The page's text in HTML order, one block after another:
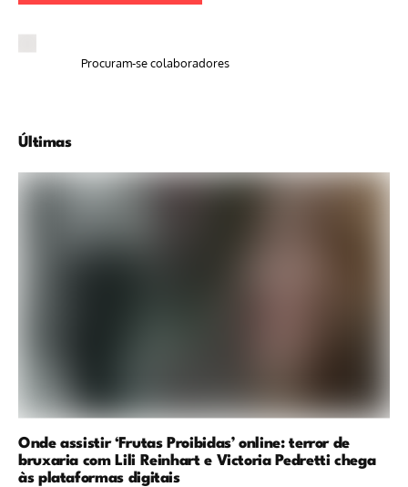
Procuram-se colaboradores
Últimas
Onde assistir ‘Frutas Proibidas’ online: terror de
bruxaria com Lili Reinhart e Victoria Pedretti chega
às plataformas digitais